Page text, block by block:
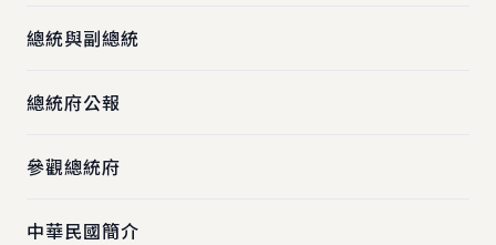
總統與副總統
總統府公報
參觀總統府
中華民國簡介